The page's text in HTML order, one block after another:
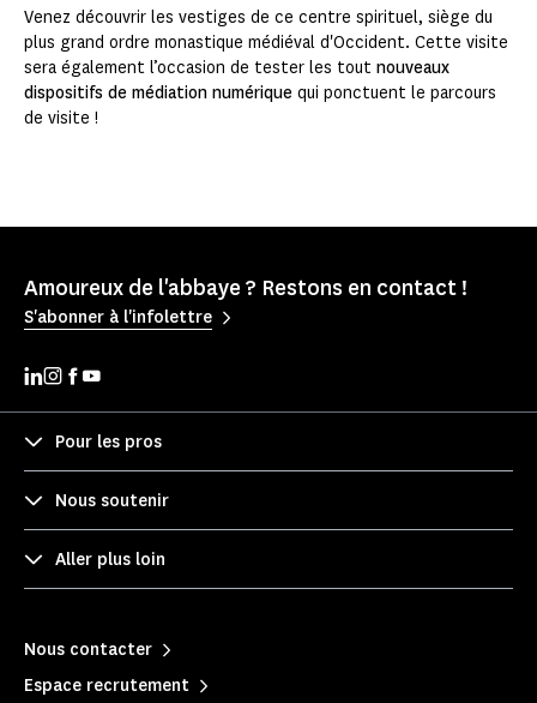
Venez découvrir les vestiges de ce centre spirituel, siège du
plus grand ordre monastique médiéval d'Occident. Cette visite
sera également l’occasion de tester les tout nouveaux
dispositifs de médiation numérique qui ponctuent le parcours
de visite !
Amoureux de l'abbaye ? Restons en contact !
S'abonner à l'infolettre
Pour les pros
Nous soutenir
Aller plus loin
Nous contacter
Espace recrutement